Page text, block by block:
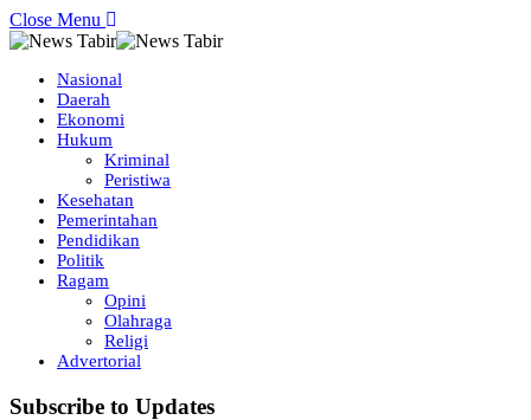
Close Menu
Nasional
Daerah
Ekonomi
Hukum
Kriminal
Peristiwa
Kesehatan
Pemerintahan
Pendidikan
Politik
Ragam
Opini
Olahraga
Religi
Advertorial
Subscribe to Updates